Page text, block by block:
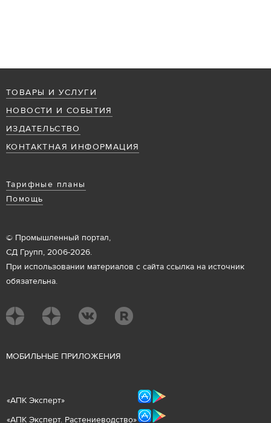
ТОВАРЫ И УСЛУГИ
НОВОСТИ И СОБЫТИЯ
ИЗДАТЕЛЬСТВО
КОНТАКТНАЯ ИНФОРМАЦИЯ
Тарифные планы
Помощь
© Промышленный портал,
СД Групп, 2006-2026.
При использовании материалов с сайта ссылка на источник
обязательна.
МОБИЛЬНЫЕ ПРИЛОЖЕНИЯ
«АПК Эксперт»
«АПК Эксперт. Растениеводство»